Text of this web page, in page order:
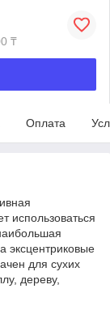
₸
Оплата
использоваться
эксцентриковые
для сухих
дереву,